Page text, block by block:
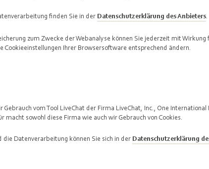
finden Sie in der Datenschutzerklärung des Anbieters
zum Zwecke der Webanalyse können Sie jederzeit mit Wirkung
Cookieeinstellungen Ihrer Browsersoftware entsprechend ändern.
vom Tool LiveChat der Firma LiveChat, Inc., One International
macht sowohl diese Firma wie auch wir Gebrauch von Cookies.
die Datenverarbeitung können Sie sich in der Datenschutzerklärung